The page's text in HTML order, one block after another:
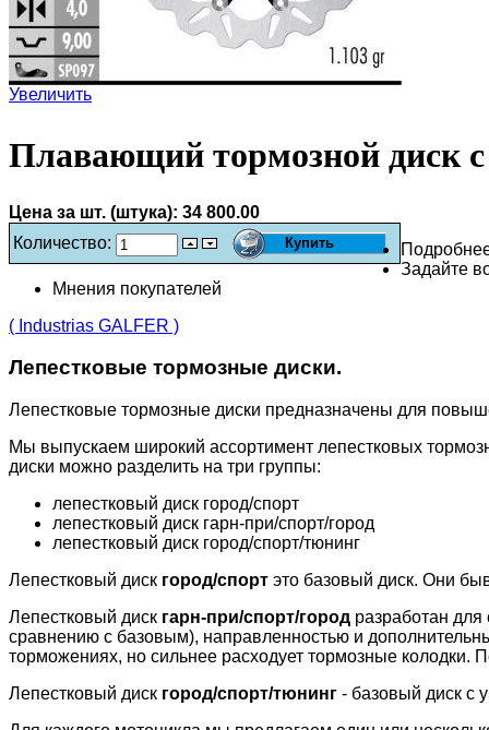
Увеличить
Плавающий тормозной диск
Цена за шт. (штука): 34 800.00
Количество:
Задайте
Мнения покупателей
( Industrias GALFER )
Лепестковые тормозные диски.
Лепестковые тормозные диски предназначены для
Мы выпускаем широкий ассортимент лепестковых
диски можно разделить на три группы:
лепестковый диск город/спорт
лепестковый диск гарн-при/спорт/город
лепестковый диск город/спорт/тюнинг
Лепестковый диск город/спорт это базовый диск. Они
Лепестковый диск гарн-при/спорт/город разработан
сравнению с базовым), направленностью и
торможениях, но сильнее расходует тормозные колодки.
Лепестковый диск город/спорт/тюнинг - базовый диск с